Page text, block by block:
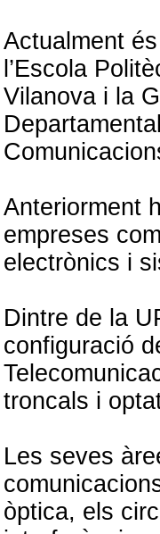
Actualment
l’Escola
Vilanova i la
Anteriorment
empreses
electrònics i
Dintre de la
configuració
troncals i
Les seves
òptica, els